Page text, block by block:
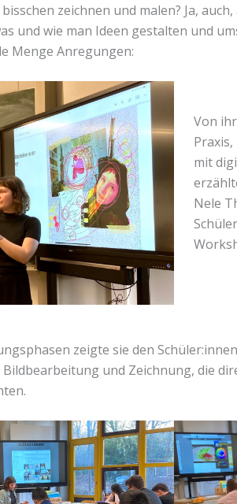
zeichnen und malen? Ja,
und wie man Ideen gestalten und
Menge Anregungen:
Von
mit
Nele
zeigte sie den
und Zeichnung, die